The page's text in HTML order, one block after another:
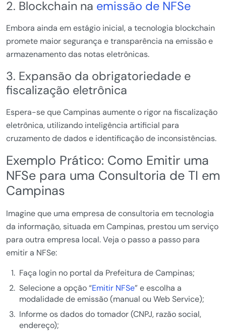
2. Blockchain na emissão de NFSe
Embora ainda em estágio inicial, a tecnologia blockchain
promete maior segurança e transparência na emissão e
armazenamento das notas eletrônicas.
3. Expansão da obrigatoriedade e
fiscalização eletrônica
Espera-se que Campinas aumente o rigor na fiscalização
eletrônica, utilizando inteligência artificial para
cruzamento de dados e identificação de inconsistências.
Exemplo Prático: Como Emitir uma
NFSe para uma Consultoria de TI em
Campinas
Imagine que uma empresa de consultoria em tecnologia
da informação, situada em Campinas, prestou um serviço
para outra empresa local. Veja o passo a passo para
emitir a NFSe:
Faça login no portal da Prefeitura de Campinas;
Selecione a opção “Emitir NFSe” e escolha a
modalidade de emissão (manual ou Web Service);
Informe os dados do tomador (CNPJ, razão social,
endereço);